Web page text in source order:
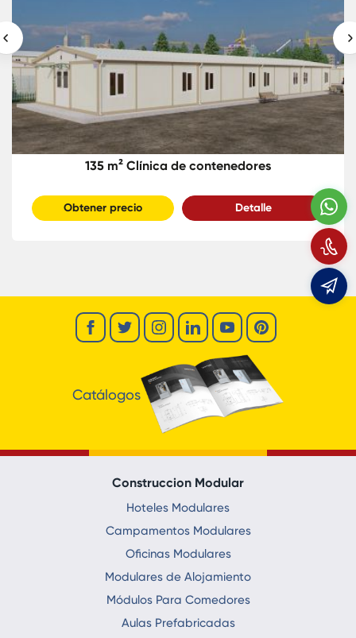
135 m² Clínica de contenedores
Obtener precio Detalle
Catálogos
Construccion Modular
Hoteles Modulares
Campamentos Modulares
Oficinas Modulares
Modulares de Alojamiento
Módulos Para Comedores
Aulas Prefabricadas